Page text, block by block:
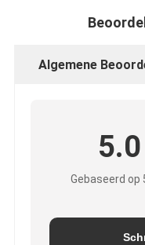
Algemene
5.0
Gebaseerd op